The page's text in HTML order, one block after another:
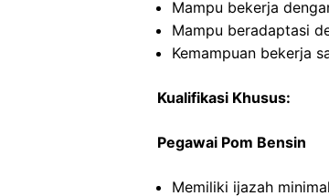
Mampu bekerja
Mampu beradaptasi
Kemampuan bekerja
Kualifikasi Khusus:
Pegawai Pom Bensin
Memiliki ijazah